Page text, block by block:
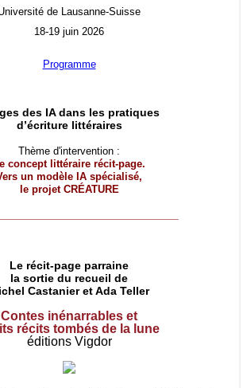
de Lausanne-Suisse
18-19 juin 2026
Programme
des IA dans les pratiques
d’écriture littéraires
Thème d'intervention :
concept littéraire récit-page.
un modèle IA spécialisé,
le projet CRÉATURE
Le récit-page parraine
la sortie du recueil de
Castanier et Ada Teller
Contes inénarrables et
récits tombés de la lune
éditions Vigdor